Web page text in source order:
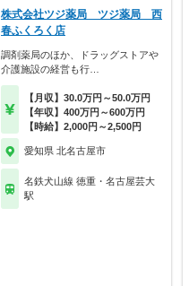
株式会社ツジ薬局 ツジ薬局 西
春ふくろく店
調剤薬局のほか、ドラッグストアや
介護施設の経営も行…
【月収】30.0万円～50.0万円
【年収】400万円～600万円
【時給】2,000円～2,500円
愛知県 北名古屋市
名鉄犬山線 徳重・名古屋芸大
駅